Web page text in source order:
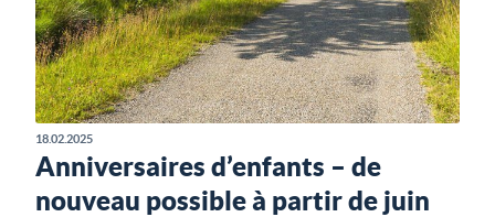
18.02.2025
Anniversaires d’enfants – de
nouveau possible à partir de juin